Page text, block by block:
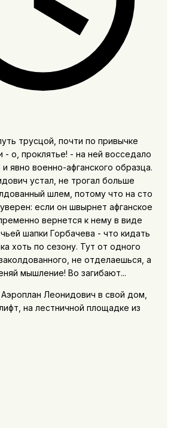
трусцой, почти по привычке
- о, проклятье! - на ней восседало
и явно военно-афганского образца.
устал, не трогал больше
шлем, потому что на сто
если он швырнет афганское
вернется к нему в виде
шапки Горбачева - что кидать
хоть по сезону. Тут от одного
не отделаешься, а
мышление! Во загибают...
Леонидович в свой дом,
на лестничной площадке из